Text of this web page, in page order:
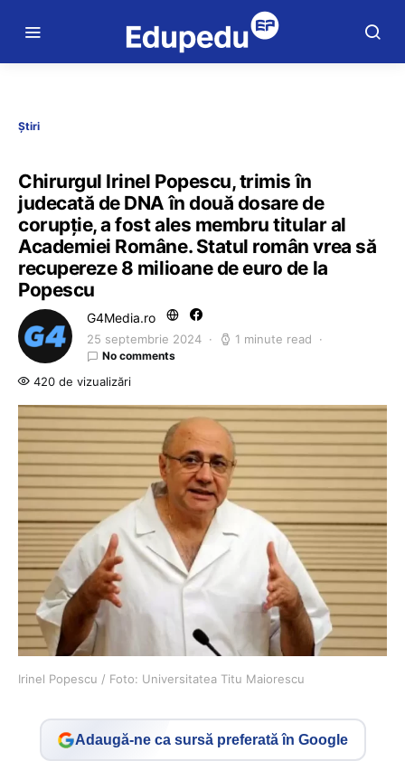
Știri
Chirurgul Irinel Popescu, trimis în
judecată de DNA în două dosare de
corupție, a fost ales membru titular al
Academiei Române. Statul român vrea să
recupereze 8 milioane de euro de la
Popescu
G4Media.ro
25 septembrie 2024 1 minute read
No comments
420 de vizualizări
Irinel Popescu / Foto: Universitatea Titu Maiorescu
Adaugă-ne ca sursă preferată în Google